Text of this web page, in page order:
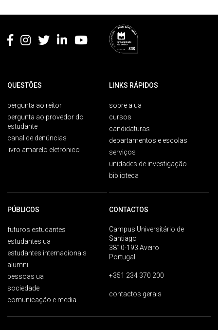
QUESTÕES
pergunta ao reitor
pergunta ao provedor do
estudante
canal de denúncias
livro amarelo eletrónico
LINKS RÁPIDOS
sobre a ua
cursos
candidaturas
departamentos e escolas
serviços
unidades de investigação
biblioteca
PÚBLICOS
futuros estudantes
estudantes ua
estudantes internacionais
alumni
pessoas ua
sociedade
comunicação e media
CONTACTOS
Campus Universitário de
Santiago
3810-193 Aveiro
Portugal
+351 234 370 200
contactos gerais